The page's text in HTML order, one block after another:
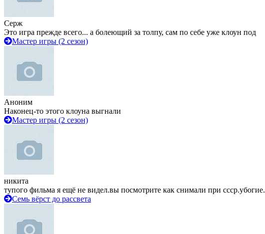
Серж
Это игра прежде всего... а болеющий за толпу, сам по себе уже клоун под
Мастер игры (2 сезон)
Аноним
Наконец-то этого клоуна выгнали
Мастер игры (2 сезон)
никита
тупого фильма я ещё не видел.вы посмотрите как снимали при ссср.убогие.
Семь вёрст до рассвета